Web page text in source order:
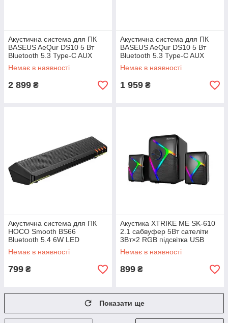
Акустична система для ПК
BASEUS AeQur DS10 5 Вт
Bluetooth 5.3 Type-C AUX
RGB саундбар
Немає в наявності
2 899 ₴
Акустична система для ПК
BASEUS AeQur DS10 5 Вт
Bluetooth 5.3 Type-C AUX
RGB міні-саундбар
Немає в наявності
1 959 ₴
Акустична система для ПК
HOCO Smooth BS66
Bluetooth 5.4 6W LED
Немає в наявності
799 ₴
Акустика XTRIKE ME SK-610
2.1 сабвуфер 5Вт сателіти
3Вт×2 RGB підсвітка USB
живлення колонки для ПК
Немає в наявності
899 ₴
Показати ще